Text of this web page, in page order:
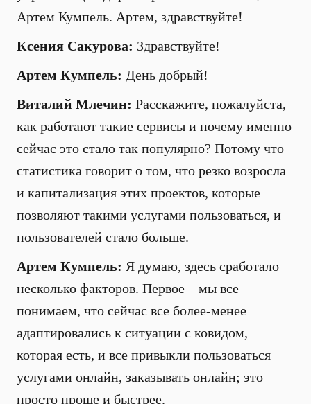
Артем Кумпель. Артем, здравствуйте!
Ксения Сакурова: Здравствуйте!
Артем Кумпель: День добрый!
Виталий Млечин: Расскажите, пожалуйста,
как работают такие сервисы и почему именно
сейчас это стало так популярно? Потому что
статистика говорит о том, что резко возросла
и капитализация этих проектов, которые
позволяют такими услугами пользоваться, и
пользователей стало больше.
Артем Кумпель: Я думаю, здесь сработало
несколько факторов. Первое – мы все
понимаем, что сейчас все более-менее
адаптировались к ситуации с ковидом,
которая есть, и все привыкли пользоваться
услугами онлайн, заказывать онлайн; это
просто проще и быстрее.